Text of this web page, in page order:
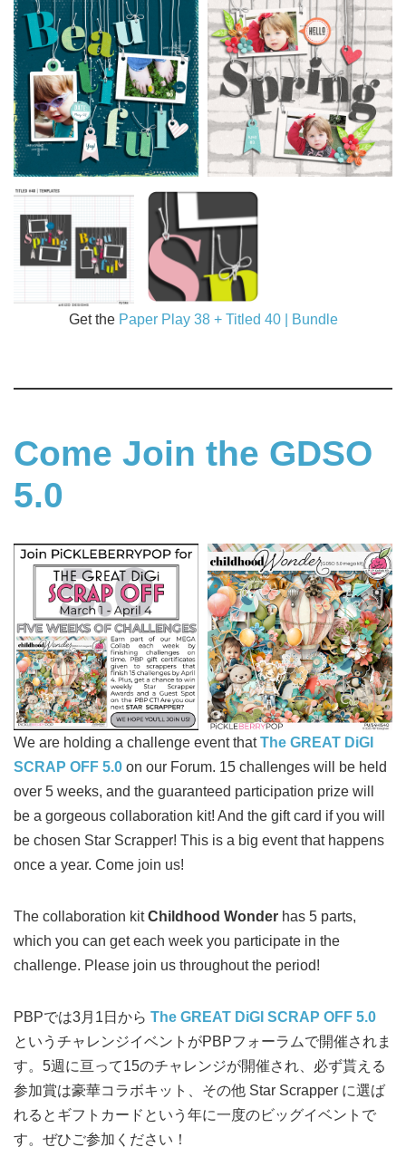
Get the Paper Play 38 + Titled 40 | Bundle
Come Join the GDSO
5.0
We are holding a challenge event thatThe GREAT DiGI
SCRAP OFF 5.0 on our Forum. 15 challenges will be held
over 5 weeks, and the guaranteed participation prize will
be a gorgeous collaboration kit! And the gift card if you will
be chosen Star Scrapper! This is a big event that happens
once a year. Come join us!
The collaboration kitChildhood Wonder has 5 parts,
which you can get each week you participate in the
challenge. Please join us throughout the period!
PBPでは3月1日から The GREAT DiGI SCRAP OFF 5.0
というチャレンジイベントがPBPフォーラムで開催されま
す。5週に亘って15のチャレンジが開催され、必ず貰える
参加賞は豪華コラボキット、その他 Star Scrapper に選ば
れるとギフトカードという年に一度のビッグイベントで
す。ぜひご参加ください！